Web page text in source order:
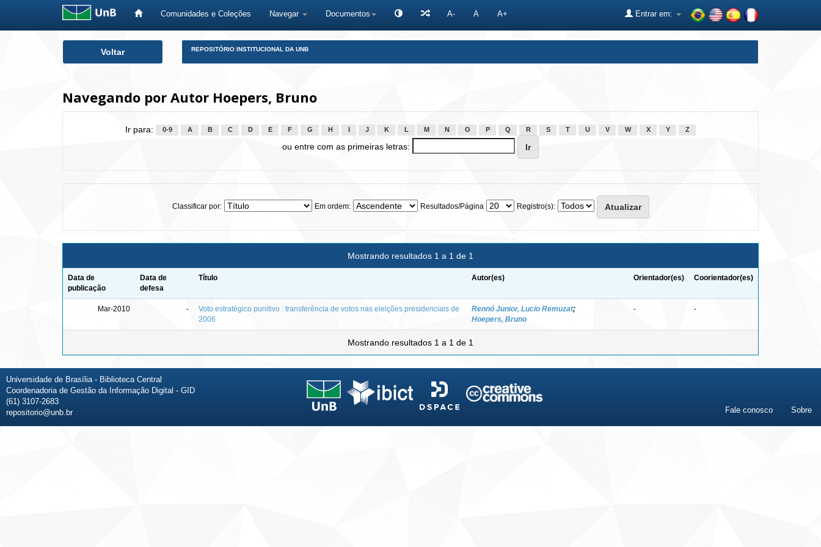
Comunidades e Coleções Navegar Documentos A- A A+ Entrar em:
Voltar REPOSITÓRIO INSTITUCIONAL DA UNB
Navegando por Autor Hoepers, Bruno
Ir para: 0-9 A B C D E F G H J K L M N O P Q R S T U V W X Y Z
ou entre com as primeiras letras:
Classificar por: Em ordem: Resultados/Página Registro(s):
Mostrando resultados 1 a 1 de 1
Data de
publicação
Data de
defesa
Título Autor(es) Orientador(es) Coorientador(es)
Mar-2010 -
Voto estratégico punitivo : transferência de votos nas eleições presidenciais de
2006
Rennó Junior, Lucio Remuzat;
Hoepers, Bruno
- -
Mostrando resultados 1 a 1 de 1
Universidade de Brasília - Biblioteca Central
Coordenadoria de Gestão da Informação Digital - GID
(61) 3107-2683
repositorio@unb.br
Fale conosco Sobre